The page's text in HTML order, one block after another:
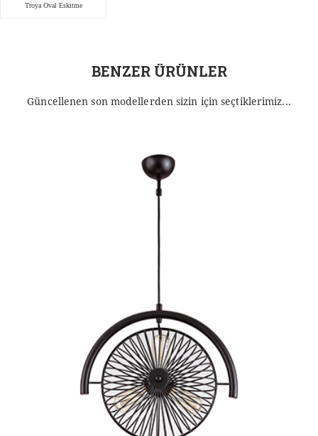
Troya Oval Eskitme
BENZER ÜRÜNLER
Güncellenen son modellerden sizin için seçtiklerimiz...